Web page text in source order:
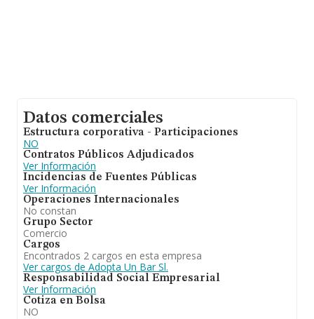
Datos comerciales
Estructura corporativa - Participaciones
NO
Contratos Públicos Adjudicados
Ver Información
Incidencias de Fuentes Públicas
Ver Información
Operaciones Internacionales
No constan
Grupo Sector
Comercio
Cargos
Encontrados 2 cargos en esta empresa
Ver cargos de Adopta Un Bar Sl.
Responsabilidad Social Empresarial
Ver Información
Cotiza en Bolsa
NO